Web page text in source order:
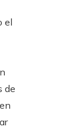
el
de